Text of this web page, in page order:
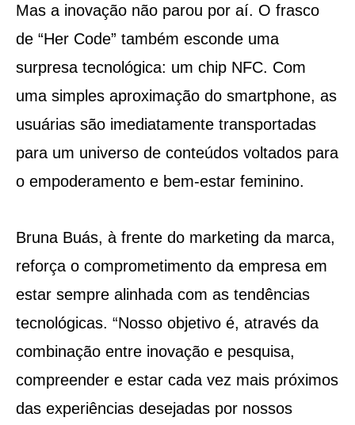
Mas a inovação não parou por aí. O frasco
de “Her Code” também esconde uma
surpresa tecnológica: um chip NFC. Com
uma simples aproximação do smartphone, as
usuárias são imediatamente transportadas
para um universo de conteúdos voltados para
o empoderamento e bem-estar feminino.
Bruna Buás, à frente do marketing da marca,
reforça o comprometimento da empresa em
estar sempre alinhada com as tendências
tecnológicas. “Nosso objetivo é, através da
combinação entre inovação e pesquisa,
compreender e estar cada vez mais próximos
das experiências desejadas por nossos